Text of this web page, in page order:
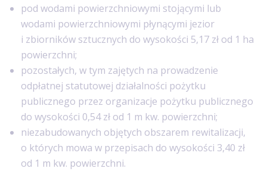
pod wodami powierzchniowymi stojącymi lub
wodami powierzchniowymi płynącymi jezior
i zbiorników sztucznych do wysokości 5,17 zł od 1 ha
powierzchni;
pozostałych, w tym zajętych na prowadzenie
odpłatnej statutowej działalności pożytku
publicznego przez organizacje pożytku publicznego
do wysokości 0,54 zł od 1 m kw. powierzchni;
niezabudowanych objętych obszarem rewitalizacji,
o których mowa w przepisach do wysokości 3,40 zł
od 1 m kw. powierzchni.